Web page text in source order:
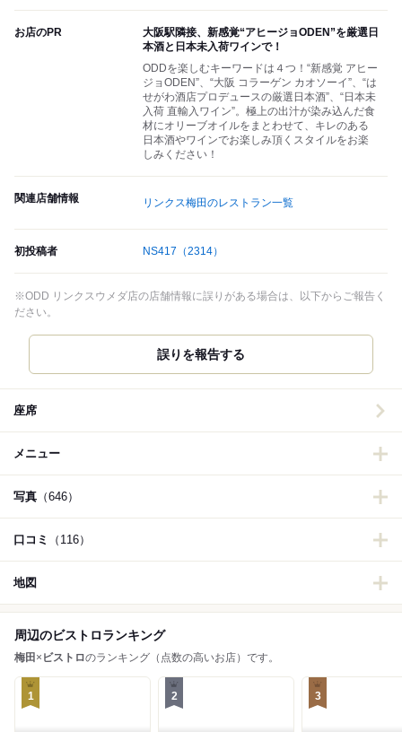
お店のPR
大阪駅隣接、新感覚“アヒージョODEN”を厳選日
本酒と日本未入荷ワインで！
ODDを楽しむキーワードは４つ！“新感覚 アヒー
ジョODEN”、“大阪 コラーゲン カオソーイ”、“は
せがわ酒店プロデュースの厳選日本酒”、“日本未
入荷 直輸入ワイン”。極上の出汁が染み込んだ食
材にオリーブオイルをまとわせて、キレのある
日本酒やワインでお楽しみ頂くスタイルをお楽
しみください！
関連店舗情報 リンクス梅田のレストラン一覧
初投稿者 NS417 （2314）
※ODD リンクスウメダ店の店舗情報に誤りがある場合は、以下からご報告く
ださい。
誤りを報告する
座席
メニュー
写真 （646）
口コミ （116）
地図
周辺のビストロランキング
梅田 × ビストロのランキング（点数の高いお店）です。
1 2 3